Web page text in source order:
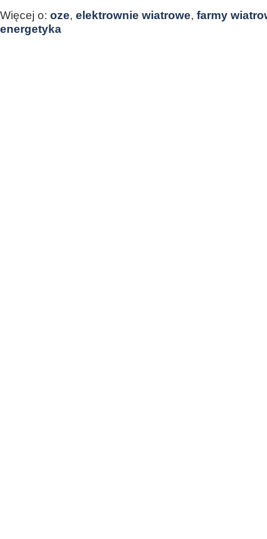
Więcej o: oze, elektrownie wiatrowe, farmy
energetyka